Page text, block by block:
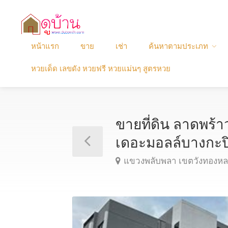
หน้าแรก ขาย เช่า ค้นหาตามประเภท
หวยเด็ด เลขดัง หวยฟรี หวยแม่นๆ สูตรหวย
ขายที่ดิน ลาดพร้
เดอะมอลล์บางก
แขวงพลับพลา เขตวังทองห